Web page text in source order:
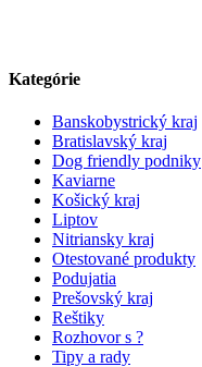
Kategórie
Banskobystrický kraj
Bratislavský kraj
Dog friendly podniky
Kaviarne
Košický kraj
Liptov
Nitriansky kraj
Otestované produkty
Podujatia
Prešovský kraj
Reštiky
Rozhovor s ?
Tipy a rady